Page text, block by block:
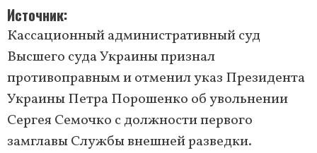
Источник
Кассационный административный суд
Высшего суда Украины признал
противоправным и отменил указ Президента
Украины Петра Порошенко об увольнении
Сергея Семочко с должности первого
замглавы Службы внешней разведки.